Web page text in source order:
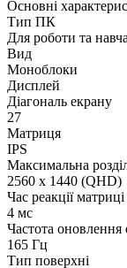
Основні
Тип ПК
Для роботи та
Вид
Моноблоки
Дисплей
Діагональ екрану
27
Матриця
IPS
Максимальна
2560 x 1440 (QHD)
Час реакції матриці
4 мс
Частота оновлення
165 Гц
Тип поверхні